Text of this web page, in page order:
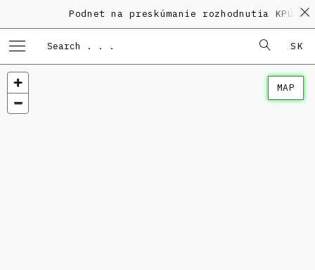
Podnet na preskúmanie rozhodnutia KPÚ
SK
MAP